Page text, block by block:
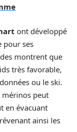
ont développé
pour ses
montrent que
très favorable,
ou le ski.
mérinos peut
en évacuant
ainsi les